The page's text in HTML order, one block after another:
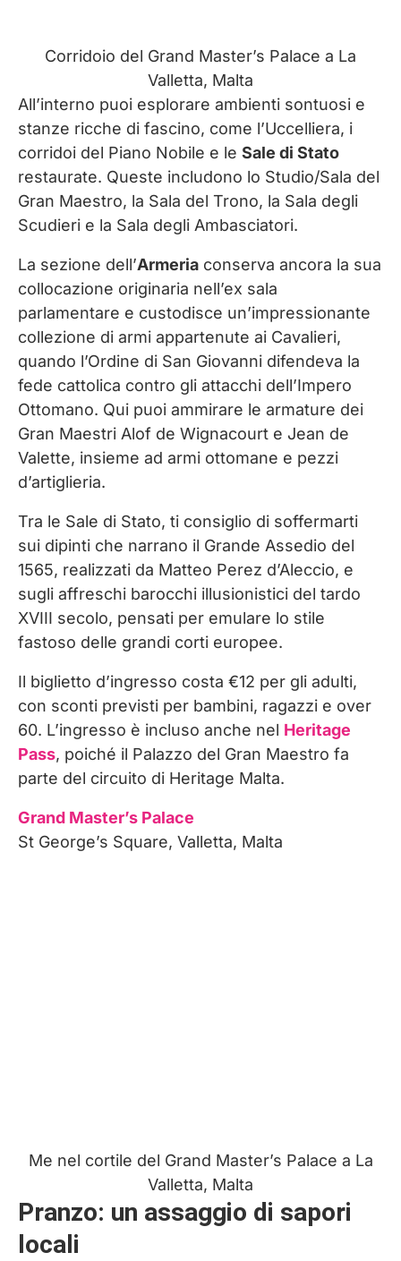
Corridoio del Grand Master’s Palace a La
Valletta, Malta
All’interno puoi esplorare ambienti sontuosi e
stanze ricche di fascino, come l’Uccelliera, i
corridoi del Piano Nobile e le Sale di Stato
restaurate. Queste includono lo Studio/Sala del
Gran Maestro, la Sala del Trono, la Sala degli
Scudieri e la Sala degli Ambasciatori.
La sezione dell’Armeria conserva ancora la sua
collocazione originaria nell’ex sala
parlamentare e custodisce un’impressionante
collezione di armi appartenute ai Cavalieri,
quando l’Ordine di San Giovanni difendeva la
fede cattolica contro gli attacchi dell’Impero
Ottomano. Qui puoi ammirare le armature dei
Gran Maestri Alof de Wignacourt e Jean de
Valette, insieme ad armi ottomane e pezzi
d’artiglieria.
Tra le Sale di Stato, ti consiglio di soffermarti
sui dipinti che narrano il Grande Assedio del
1565, realizzati da Matteo Perez d’Aleccio, e
sugli affreschi barocchi illusionistici del tardo
XVIII secolo, pensati per emulare lo stile
fastoso delle grandi corti europee.
Il biglietto d’ingresso costa €12 per gli adulti,
con sconti previsti per bambini, ragazzi e over
60. L’ingresso è incluso anche nel Heritage
Pass, poiché il Palazzo del Gran Maestro fa
parte del circuito di Heritage Malta.
Grand Master’s Palace
St George’s Square, Valletta, Malta
Me nel cortile del Grand Master’s Palace a La
Valletta, Malta
Pranzo: un assaggio di sapori
locali